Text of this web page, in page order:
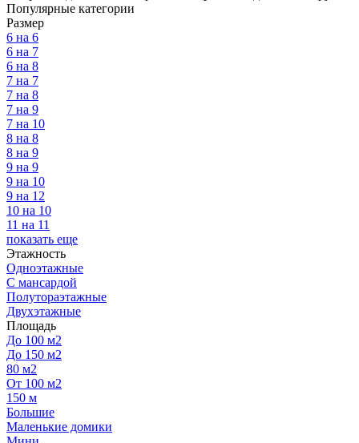
Популярные категории
Размер
6 на 6
6 на 7
6 на 8
7 на 7
7 на 8
7 на 9
7 на 10
8 на 8
8 на 9
9 на 9
9 на 10
9 на 12
10 на 10
11 на 11
показать еще
Этажность
Одноэтажные
С мансардой
Полутораэтажные
Двухэтажные
Площадь
До 100 м2
До 150 м2
80 м2
От 100 м2
150 м
Большие
Маленькие домики